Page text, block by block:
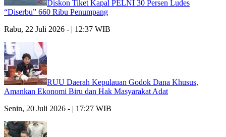
Diskon Tiket Kapal PELNI 30 Persen Ludes
“Diserbu” 660 Ribu Penumpang
Rabu, 22 Juli 2026 - | 12:37 WIB
RUU Daerah Kepulauan Godok Dana Khusus,
Amankan Ekonomi Biru dan Hak Masyarakat Adat
Senin, 20 Juli 2026 - | 17:27 WIB